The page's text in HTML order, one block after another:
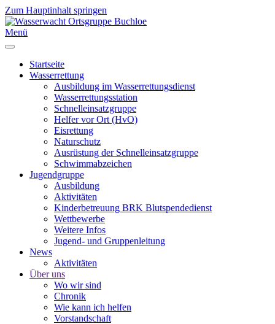
Zum Hauptinhalt springen
Menü
Startseite
Wasserrettung
Ausbildung im Wasserrettungsdienst
Wasserrettungsstation
Schnelleinsatzgruppe
Helfer vor Ort (HvO)
Eisrettung
Naturschutz
Ausrüstung der Schnelleinsatzgruppe
Schwimmabzeichen
Jugendgruppe
Ausbildung
Aktivitäten
Kinderbetreuung BRK Blutspendedienst
Wettbewerbe
Weitere Infos
Jugend- und Gruppenleitung
News
Aktivitäten
Über uns
Wo wir sind
Chronik
Wie kann ich helfen
Vorstandschaft